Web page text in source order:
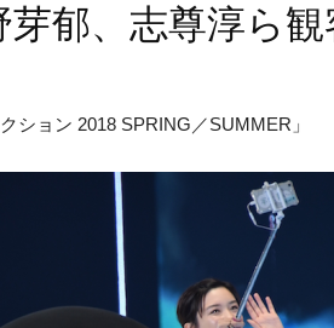
郁、志尊淳ら観
ション 2018 SPRING／SUMMER」